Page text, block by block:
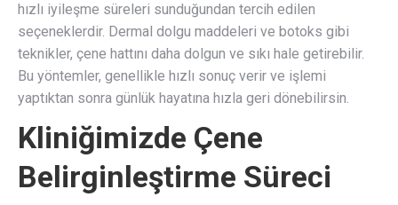
hızlı iyileşme süreleri sunduğundan tercih edilen
seçeneklerdir. Dermal dolgu maddeleri ve botoks gibi
teknikler, çene hattını daha dolgun ve sıkı hale getirebilir.
Bu yöntemler, genellikle hızlı sonuç verir ve işlemi
yaptıktan sonra günlük hayatına hızla geri dönebilirsin.
Kliniğimizde Çene
Belirginleştirme Süreci